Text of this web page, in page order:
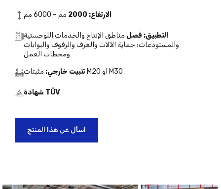
الارتفاع: 2000 مم – 6000 مم
التطبيق: فصل مناطق الإنتاج والخدمات اللوجستية
والمستودعات؛ حماية الآلات والغرف والرفوف والبوابات
ومحطات العمل
تثبيت خارجي: مثبتات M20 أو M30
شهادة TÜV
اسأل عن هذا المنتج